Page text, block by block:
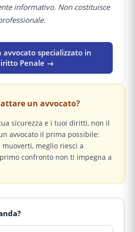
informativo. Non costituisce
avvocato specializzato in
Penale →
un avvocato?
sicurezza e i tuoi diritti, non il
avvocato il prima possibile:
meglio riesci a
confronto non ti impegna a